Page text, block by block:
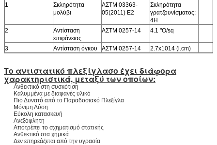
1
Σκληρότητα
μολύβι
ΑΣTM 03363-
05(2011) Ε2
Σκληρότητα
γρατζουνίσματος:
4H
2
Αντίσταση
επιφάνειας
ΑΣTM 0257-14 4.1 "O/sq
3 Αντίσταση όγκου ΑΣTM 0257-14 2.7x1014 (l.cm)
Το αντιστατικό πλεξίγλασο έχει διάφορα
χαρακτηριστικά, μεταξύ των οποίων:
Ανθεκτικό στη συσκότιση
Καλυμμένα με διαφανές υλικό
Πιο Δυνατό από το Παραδοσιακό Πλεξίγλα
Μόνιμη Λύση
Εύκολη κατασκευή
Ανεξόφλητη
Αποτρέπει το σχηματισμό στατικής
Ανθεκτικό στα χημικά
Δεν επηρεάζεται από την υγρασία